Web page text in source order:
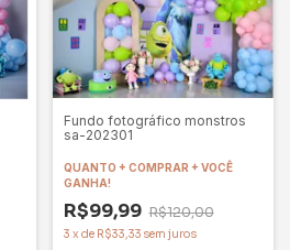
Fundo fotográfico monstros
sa-202301
QUANTO + COMPRAR + VOCÊ
GANHA!
R$99,99 R$120,00
3 x de R$33,33 sem juros